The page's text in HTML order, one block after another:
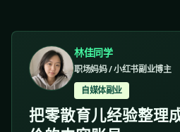
林佳同学
职场妈妈 / 小红书副业博主
自媒体副业
把零散育儿经验整理